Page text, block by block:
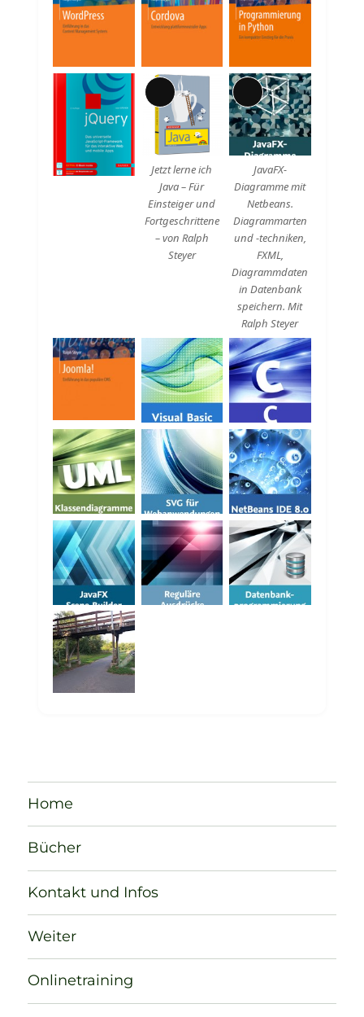
Lange
Beschreibung
Jetzt lerne ich
Java – Für
Einsteiger und
Fortgeschrittene
– von Ralph
Steyer
Lange
Beschreibung
JavaFX-
Diagramme mit
Netbeans.
Diagrammarten
und -techniken,
FXML,
Diagrammdaten
in Datenbank
speichern. Mit
Ralph Steyer
Home
Bücher
Kontakt und Infos
Weiter
Onlinetraining